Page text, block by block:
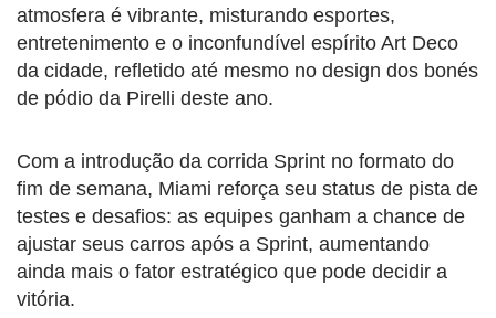
atmosfera é vibrante, misturando esportes,
entretenimento e o inconfundível espírito Art Deco
da cidade, refletido até mesmo no design dos bonés
de pódio da Pirelli deste ano.
Com a introdução da corrida Sprint no formato do
fim de semana, Miami reforça seu status de pista de
testes e desafios: as equipes ganham a chance de
ajustar seus carros após a Sprint, aumentando
ainda mais o fator estratégico que pode decidir a
vitória.